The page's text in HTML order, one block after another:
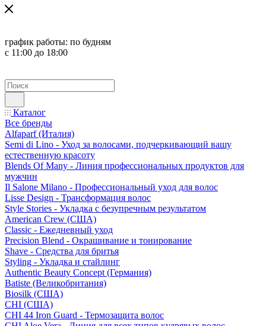
график работы: по будням
с 11:00 до 18:00
Каталог
Все бренды
Alfaparf (Италия)
Semi di Lino - Уход за волосами, подчеркивающий вашу
естественную красоту
Blends Of Many - Линия профессиональных продуктов для
мужчин
Il Salone Milano - Профессиональный уход для волос
Lisse Design - Трансформация волос
Style Stories - Укладка с безупречным результатом
American Crew (США)
Classic - Ежедневный уход
Precision Blend - Окрашивание и тонирование
Shave - Средства для бритья
Styling - Укладка и стайлинг
Authentic Beauty Concept (Германия)
Batiste (Великобритания)
Biosilk (США)
CHI (США)
CHI 44 Iron Guard - Термозащита волос